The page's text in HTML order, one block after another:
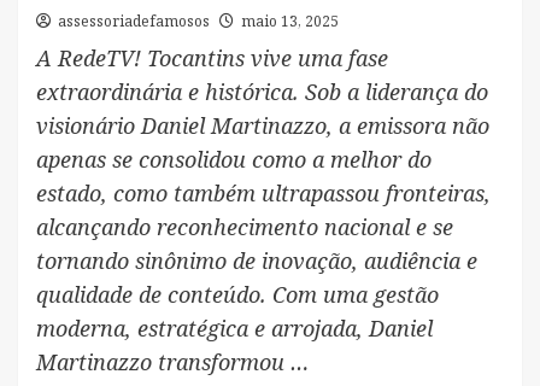
assessoriadefamosos maio 13, 2025
A RedeTV! Tocantins vive uma fase
extraordinária e histórica. Sob a liderança do
visionário Daniel Martinazzo, a emissora não
apenas se consolidou como a melhor do
estado, como também ultrapassou fronteiras,
alcançando reconhecimento nacional e se
tornando sinônimo de inovação, audiência e
qualidade de conteúdo. Com uma gestão
moderna, estratégica e arrojada, Daniel
Martinazzo transformou …